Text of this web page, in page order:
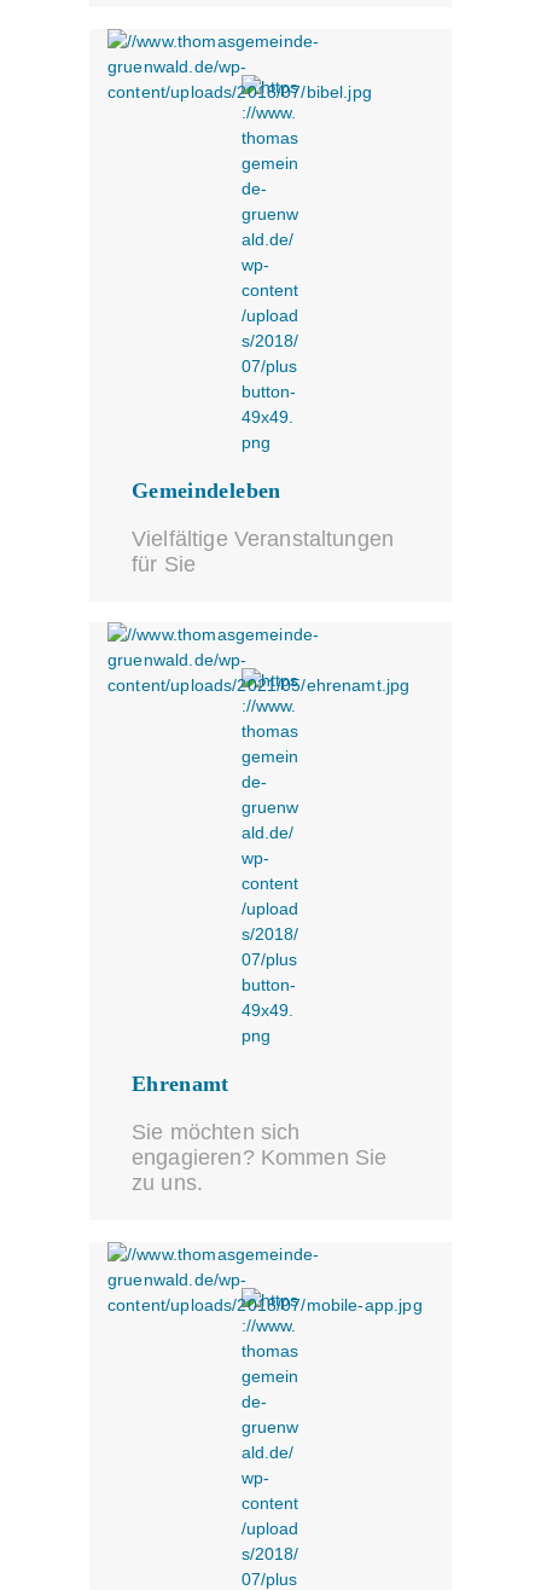
Gemeindeleben
Vielfältige Veranstaltungen
für Sie
Ehrenamt
Sie möchten sich
engagieren? Kommen Sie
zu uns.